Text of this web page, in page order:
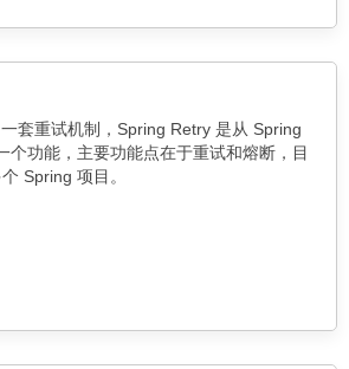
套重试机制，Spring Retry 是从 Spring
个功能，主要功能点在于重试和熔断，目
Spring 项目。